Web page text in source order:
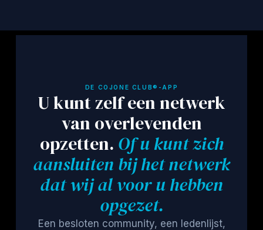
DE COJONE CLUB®-APP
U kunt zelf een netwerk
van overlevenden
opzetten. Of u kunt zich
aansluiten bij het netwerk
dat wij al voor u hebben
opgezet.
Een besloten community, een ledenlijst,